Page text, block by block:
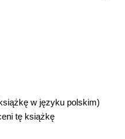
w języku polskim)
tę książkę